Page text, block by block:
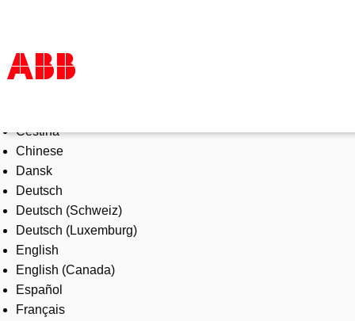
Products & Solutions
Industries
Services
About us
Where to buy
Contact us
Careers
Čeština
Chinese
Dansk
Deutsch
Deutsch (Schweiz)
Deutsch (Luxemburg)
English
English (Canada)
Español
Français